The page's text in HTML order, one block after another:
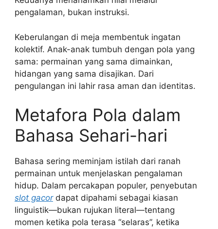
pengalaman, bukan instruksi.
Keberulangan di meja membentuk ingatan
kolektif. Anak-anak tumbuh dengan pola yang
sama: permainan yang sama dimainkan,
hidangan yang sama disajikan. Dari
pengulangan ini lahir rasa aman dan identitas.
Metafora Pola dalam
Bahasa Sehari-hari
Bahasa sering meminjam istilah dari ranah
permainan untuk menjelaskan pengalaman
hidup. Dalam percakapan populer, penyebutan
slot gacordapat dipahami sebagai kiasan
linguistik—bukan rujukan literal—tentang
momen ketika pola terasa “selaras”, ketika